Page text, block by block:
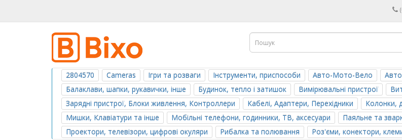
2804570 Cameras Ігри та розваги Інструменти, приспособи Авто-Мото-Вело
Балаклави, шапки, рукавички, інше
Будинок, тепло і затишок Вимірювальні пристрої
Зарядні пристрої, Блоки живлення, Контроллери
Кабелі, Адаптери, Перехідники Колонки,
Мишки, Клавіатури та інше
Мобільні телефони, годинники, ТВ, аксесуари
Паяльне та
Проектори, телевізори, цифрові окуляри
Рибалка та полювання Роз'єми, конектори,